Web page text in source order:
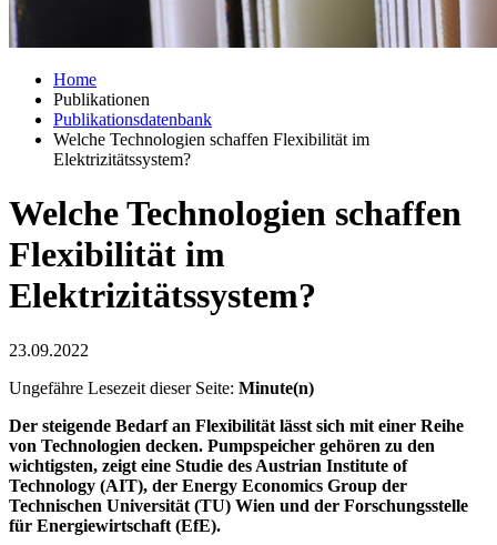
Home
Publikationen
Publikationsdatenbank
Welche Technologien schaffen Flexibilität im
Elektrizitätssystem?
Welche Technologien schaffen
Flexibilität im
Elektrizitätssystem?
23.09.2022
Ungefähre Lesezeit dieser Seite: Minute(n)
Der steigende Bedarf an Flexibilität lässt sich mit einer Reihe
von Technologien decken. Pumpspeicher gehören zu den
wichtigsten, zeigt eine Studie des Austrian Institute of
Technology (AIT), der Energy Economics Group der
Technischen Universität (TU) Wien und der Forschungsstelle
für Energiewirtschaft (EfE).